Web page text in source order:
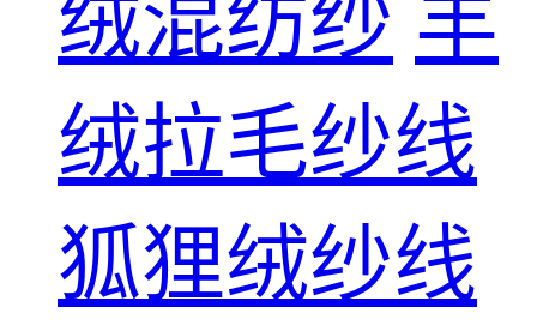
绒混纺纱 羊
绒拉毛纱线
狐狸绒纱线